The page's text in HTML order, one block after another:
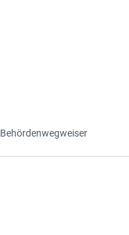
Behördenwegweiser